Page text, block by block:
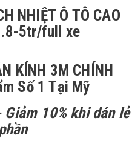
NHIỆT Ô TÔ CAO
5tr/full xe
KÍNH 3M CHÍNH
Số 1 Tại Mỹ
10% khi dán lẻ